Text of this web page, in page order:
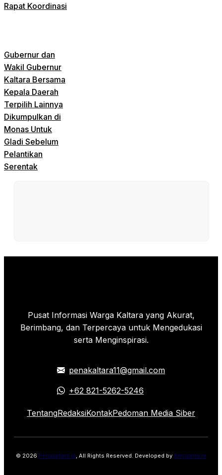
Rapat Koordinasi
Gubernur dan
Wakil Gubernur
Kaltara Bersama
Kepala Daerah
Terpilih Lainnya
Dikumpulkan di
Monas Untuk
Gladi Sebelum
Pelantikan
Serentak
Pusat Informasi Warga Kaltara yang Akurat,
Berimbang, dan Terpercaya untuk Mengedukasi
serta Menginspirasi.
penakaltara11@gmail.com
+62 821-5262-5246
TentangRedaksiKontakPedoman Media Siber
© 2026 Penakaltara.id , All Rights Reserved. Developed by Benuanta.id